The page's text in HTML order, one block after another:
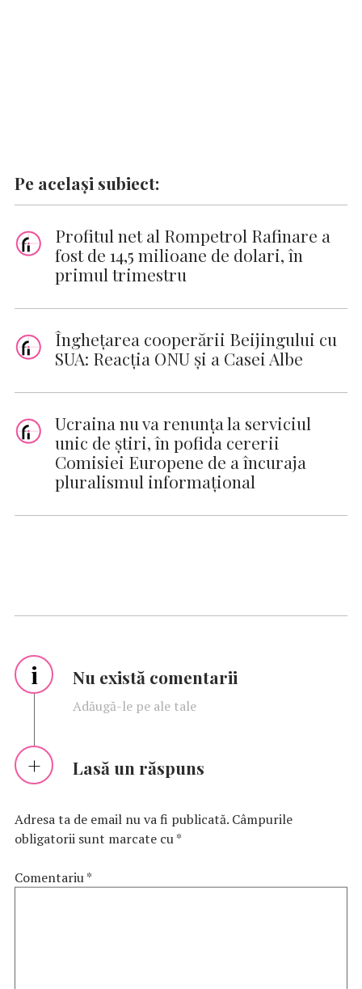
Pe același subiect:
Profitul net al Rompetrol Rafinare a
fost de 14,5 milioane de dolari, în
primul trimestru
Îngheţarea cooperării Beijingului cu
SUA: Reacţia ONU şi a Casei Albe
Ucraina nu va renunţa la serviciul
unic de ştiri, în pofida cererii
Comisiei Europene de a încuraja
pluralismul informaţional
i Nu există comentarii
Adăugă-le pe ale tale
Lasă un răspuns
Adresa ta de email nu va fi publicată. Câmpurile
obligatorii sunt marcate cu*
Comentariu*